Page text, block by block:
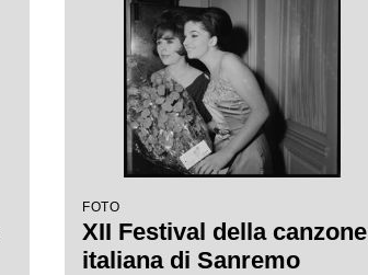
FOTO
XII Festival della canzone
italiana di Sanremo